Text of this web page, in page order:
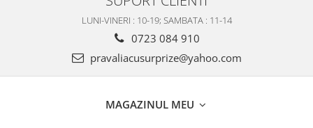
LUNI-VINERI : 10-19; SAMBATA : 11-14
0723 084 910
pravaliacusurprize@yahoo.com
MAGAZINUL MEU